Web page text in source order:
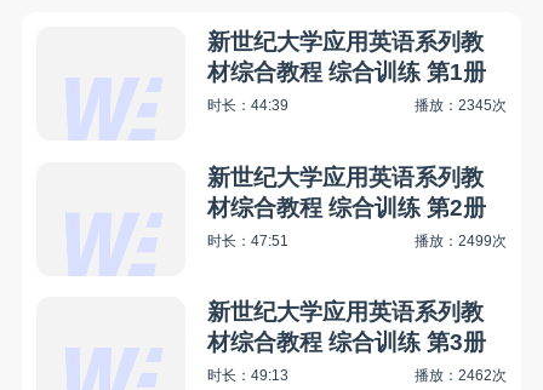
新世纪大学应用英语系列教
材综合教程 综合训练 第1册
时长：44:39 播放：2345次
新世纪大学应用英语系列教
材综合教程 综合训练 第2册
时长：47:51 播放：2499次
新世纪大学应用英语系列教
材综合教程 综合训练 第3册
时长：49:13 播放：2462次